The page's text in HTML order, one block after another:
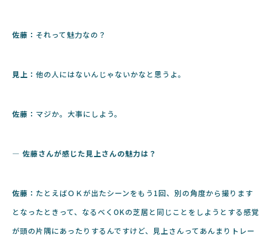
佐藤： それって魅力なの？
見上： 他の人にはないんじゃないかなと思うよ。
佐藤： マジか。大事にしよう。
― 佐藤さんが感じた見上さんの魅力は？
佐藤： たとえばＯＫが出たシーンをもう1回、別の角度から撮ります
となったときって、なるべくOKの芝居と同じことをしようとする感覚
が頭の片隅にあったりするんですけど、見上さんってあんまりトレー